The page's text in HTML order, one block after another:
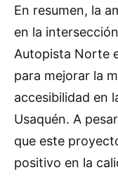
En resumen, la
en la
Autopista Norte
para mejorar la
accesibilidad en
Usaquén. A
que este
positivo en la